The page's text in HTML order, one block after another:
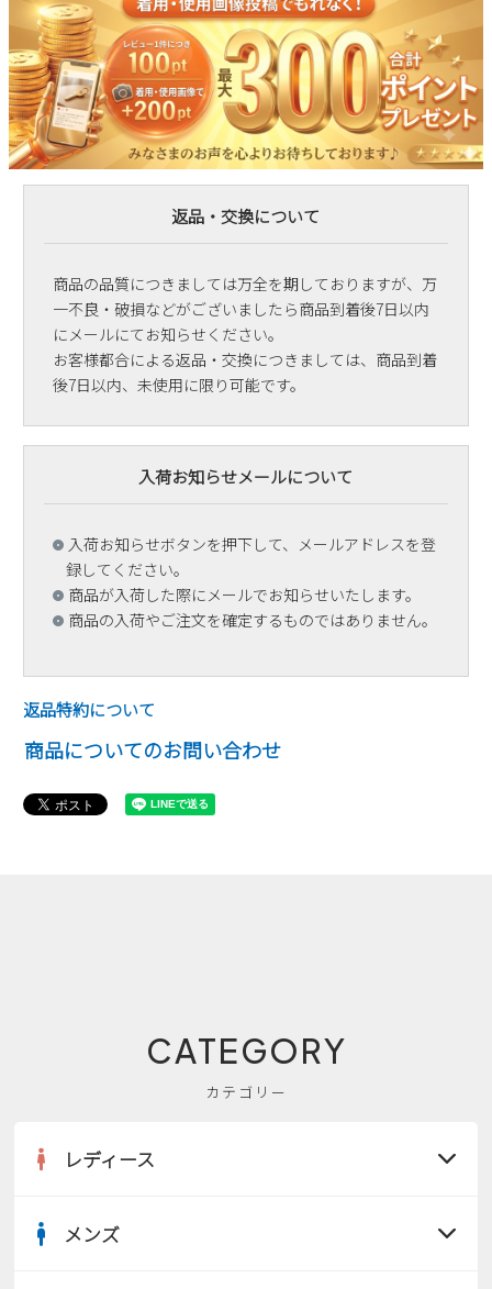
返品・交換について
商品の品質につきましては万全を期しておりますが、万
一不良・破損などがございましたら商品到着後7日以内
にメールにてお知らせください。
お客様都合による返品・交換につきましては、商品到着
後7日以内、未使用に限り可能です。
入荷お知らせメールについて
入荷お知らせボタンを押下して、メールアドレスを登
録してください。
商品が入荷した際にメールでお知らせいたします。
商品の入荷やご注文を確定するものではありません。
返品特約について
商品についてのお問い合わせ
CATEGORY
カテゴリー
レディース
メンズ